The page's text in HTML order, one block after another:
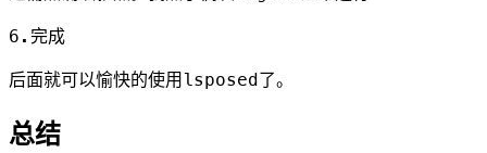
6.完成
后面就可以愉快的使用lsposed了。
总结